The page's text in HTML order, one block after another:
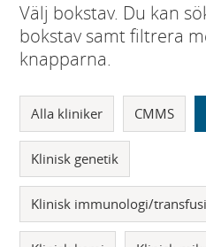
Välj bokstav. Du kan
bokstav samt filtrera
knapparna.
Alla kliniker CMMS
Klinisk genetik
Klinisk immunologi/